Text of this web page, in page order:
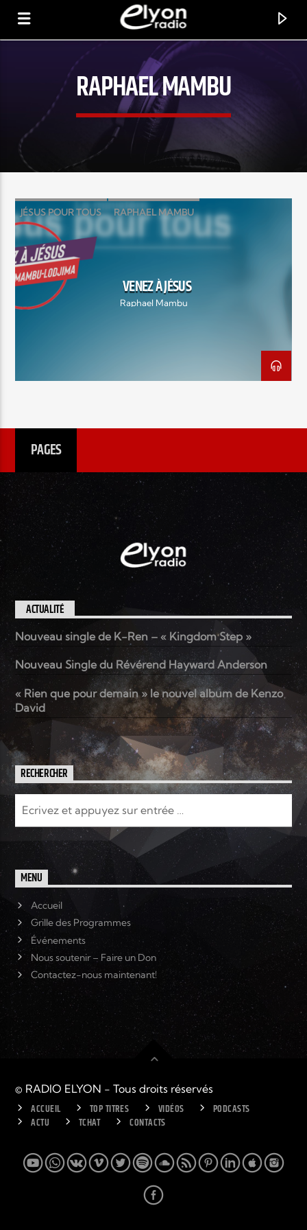
RADIO ELYON
POSITIVE ET ENCOURAGEANTE !
EN CE MOMENT
Radio Elyon
Elyon Rhema
Elyon Hits
Elyon Live
Elyon Kids
RAPHAEL MAMBU
JÉSUS POUR TOUS RAPHAEL MAMBU
RAPHAEL MAMBU LODJIMA VENEZ À JÉSUS
VENEZ À JÉSUS
Raphael Mambu
PAGES
ACTUALITÉ
Nouveau single de K-Ren – « Kingdom Step »
Nouveau Single du Révérend Hayward Anderson
« Rien que pour demain » le nouvel album de Kenzo
David
RECHERCHER
MENU
Accueil
Grille des Programmes
Événements
Nous soutenir – Faire un Don
Contactez-nous maintenant!
© RADIO ELYON - Tous droits réservés
ACCUEIL TOP TITRES VIDÉOS
PODCASTS
ACTU
TCHAT CONTACTS